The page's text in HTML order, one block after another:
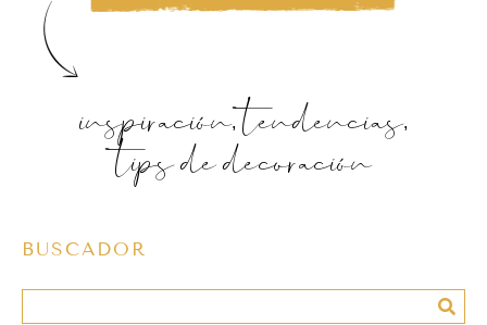
inspiración, tendencias,
tips de decoración
BUSCADOR